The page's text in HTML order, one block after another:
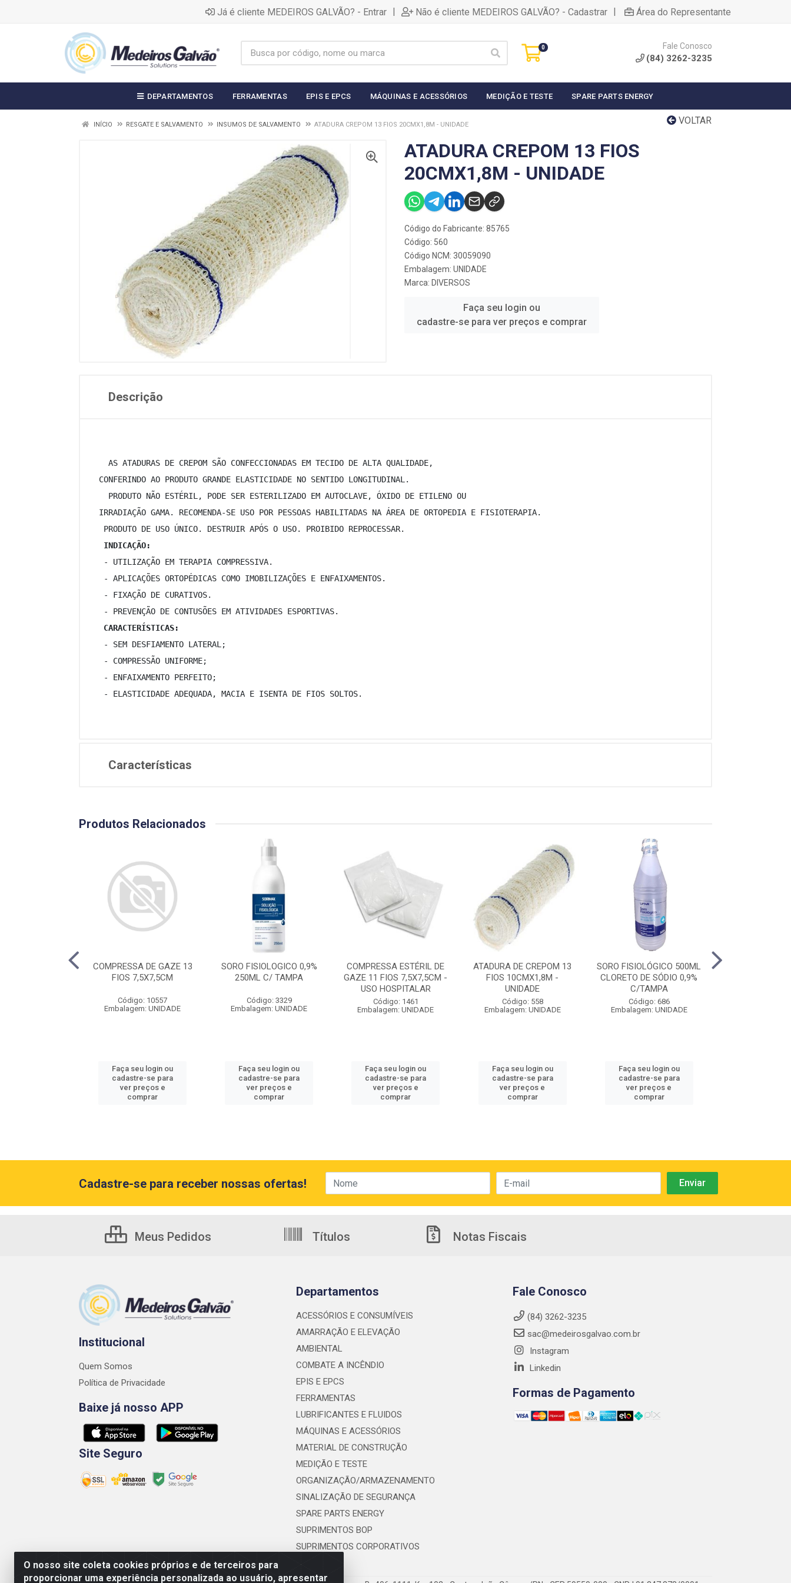
Já é cliente MEDEIROS GALVÃO? - Entrar | Não é cliente MEDEIROS GALVÃO? - Cadastrar | Área do Representante
0 Fale Conosco
(84) 3262-3235
DEPARTAMENTOS FERRAMENTAS EPIS E EPCS MÁQUINAS E ACESSÓRIOS MEDIÇÃO E TESTE SPARE PARTS ENERGY
VOLTAR
INÍCIO RESGATE E SALVAMENTO INSUMOS DE SALVAMENTO ATADURA CREPOM 13 FIOS 20CMX1,8M - UNIDADE
ATADURA CREPOM 13 FIOS
20CMX1,8M - UNIDADE
Código do Fabricante: 85765
Código: 560
Código NCM: 30059090
Embalagem: UNIDADE
Marca: DIVERSOS
Faça seu login ou
cadastre-se para ver preços e comprar
Descrição
  AS ATADURAS DE CREPOM SÃO CONFECCIONADAS EM TECIDO DE ALTA QUALIDADE,
CONFERINDO AO PRODUTO GRANDE ELASTICIDADE NO SENTIDO LONGITUDINAL.
  PRODUTO NÃO ESTÉRIL, PODE SER ESTERILIZADO EM AUTOCLAVE, ÓXIDO DE ETILENO OU
IRRADIAÇÃO GAMA. RECOMENDA-SE USO POR PESSOAS HABILITADAS NA ÁREA DE ORTOPEDIA E FISIOTERAPIA.
PRODUTO DE USO ÚNICO. DESTRUIR APÓS O USO. PROIBIDO REPROCESSAR.
INDICAÇÃO:
- UTILIZAÇÃO EM TERAPIA COMPRESSIVA.
- APLICAÇÕES ORTOPÉDICAS COMO IMOBILIZAÇÕES E ENFAIXAMENTOS.
- FIXAÇÃO DE CURATIVOS.
- PREVENÇÃO DE CONTUSÕES EM ATIVIDADES ESPORTIVAS.
CARACTERÍSTICAS:
- SEM DESFIAMENTO LATERAL;
- COMPRESSÃO UNIFORME;
- ENFAIXAMENTO PERFEITO;
- ELASTICIDADE ADEQUADA, MACIA E ISENTA DE FIOS SOLTOS.
Características
Produtos Relacionados
COMPRESSA DE GAZE 13
FIOS 7,5X7,5CM
Código: 10557
Embalagem: UNIDADE
Faça seu login ou
cadastre-se para
ver preços e
comprar
SORO FISIOLOGICO 0,9%
250ML C/ TAMPA
Código: 3329
Embalagem: UNIDADE
Faça seu login ou
cadastre-se para
ver preços e
comprar
COMPRESSA ESTÉRIL DE
GAZE 11 FIOS 7,5X7,5CM -
USO HOSPITALAR
Código: 1461
Embalagem: UNIDADE
Faça seu login ou
cadastre-se para
ver preços e
comprar
ATADURA DE CREPOM 13
FIOS 10CMX1,8M -
UNIDADE
Código: 558
Embalagem: UNIDADE
Faça seu login ou
cadastre-se para
ver preços e
comprar
SORO FISIOLÓGICO 500ML
CLORETO DE SÓDIO 0,9%
C/TAMPA
Código: 686
Embalagem: UNIDADE
Faça seu login ou
cadastre-se para
ver preços e
comprar
O nosso site coleta cookies próprios e de terceiros para
proporcionar uma experiência personalizada ao usuário, apresentar
Cadastre-se para receber nossas ofertas!
Meus Pedidos Títulos Notas Fiscais
Institucional
Quem Somos
Política de Privacidade
Baixe já nosso APP
Site Seguro
Departamentos
ACESSÓRIOS E CONSUMÍVEIS
AMARRAÇÃO E ELEVAÇÃO
AMBIENTAL
COMBATE A INCÊNDIO
EPIS E EPCS
FERRAMENTAS
LUBRIFICANTES E FLUIDOS
MÁQUINAS E ACESSÓRIOS
MATERIAL DE CONSTRUÇÃO
MEDIÇÃO E TESTE
ORGANIZAÇÃO/ARMAZENAMENTO
SINALIZAÇÃO DE SEGURANÇA
SPARE PARTS ENERGY
SUPRIMENTOS BOP
SUPRIMENTOS CORPORATIVOS
Fale Conosco
(84) 3262-3235
sac@medeirosgalvao.com.br
Instagram
Linkedin
Formas de Pagamento